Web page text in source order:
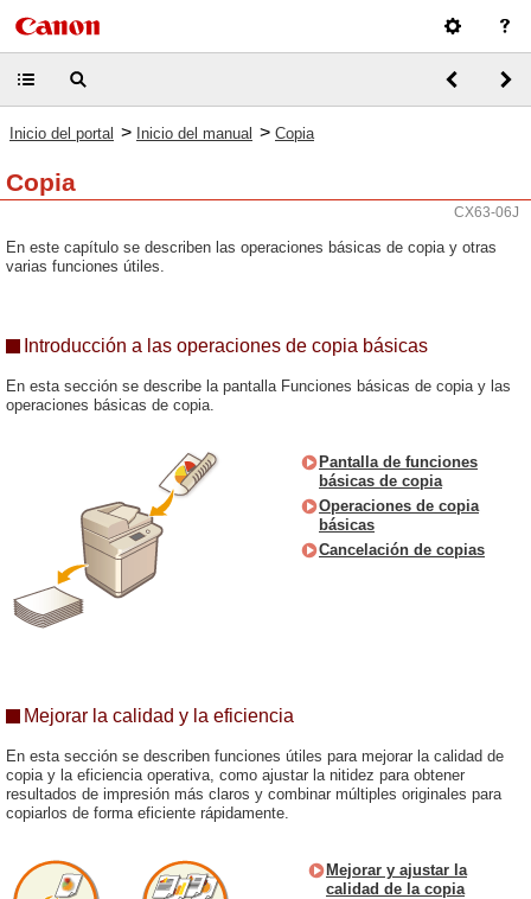
Inicio del portal > Inicio del manual > Copia
Copia
CX63-06J
En este capítulo se describen las operaciones básicas de copia y otras
varias funciones útiles.
Introducción a las operaciones de copia básicas
En esta sección se describe la pantalla Funciones básicas de copia y las
operaciones básicas de copia.
Pantalla de funciones
básicas de copia
Operaciones de copia
básicas
Cancelación de copias
Mejorar la calidad y la eficiencia
En esta sección se describen funciones útiles para mejorar la calidad de
copia y la eficiencia operativa, como ajustar la nitidez para obtener
resultados de impresión más claros y combinar múltiples originales para
copiarlos de forma eficiente rápidamente.
Mejorar y ajustar la
calidad de la copia